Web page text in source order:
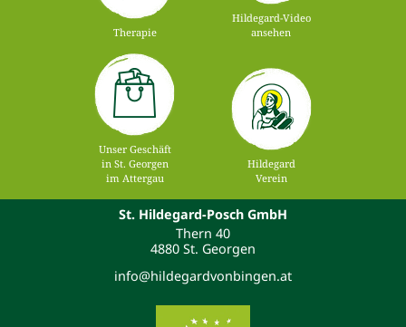
Therapie
Hildegard-Video
ansehen
Unser Geschäft
in St. Georgen
im Attergau
Hildegard
Verein
St. Hildegard-Posch GmbH
Thern 40
4880 St. Georgen
info@hildegardvonbingen.at